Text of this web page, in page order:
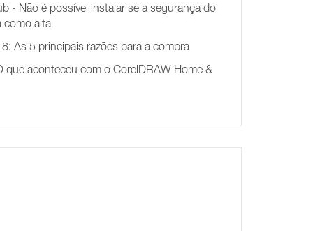
- Não é possível instalar se a segurança do
como alta
As 5 principais razões para a compra
que aconteceu com o CorelDRAW Home &